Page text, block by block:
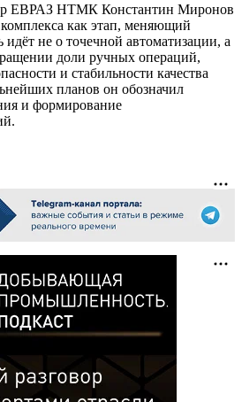
ЕВРАЗ НТМК Константин Миронов
комплекса как этап, меняющий
идёт не о точечной автоматизации, а
доли ручных операций,
и стабильности качества
планов он обозначил
и формирование